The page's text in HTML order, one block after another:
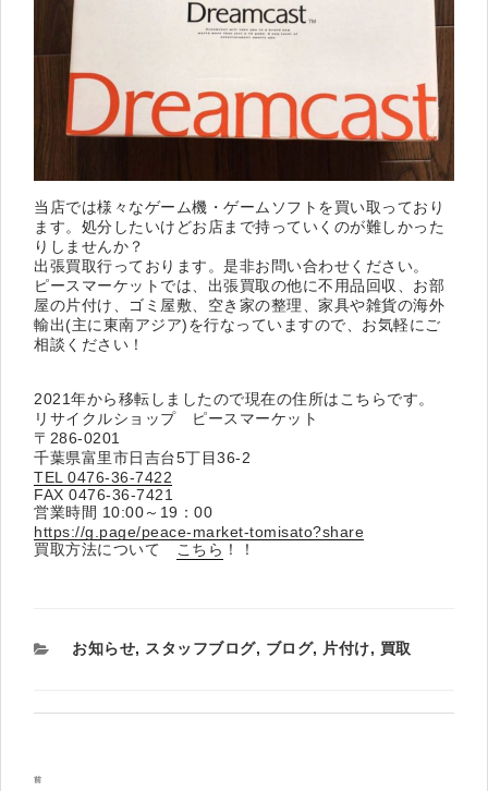
当店では様々なゲーム機・ゲームソフトを買い取っており
ます。処分したいけどお店まで持っていくのが難しかった
りしませんか？
出張買取行っております。是非お問い合わせください。
ピースマーケットでは、出張買取の他に不用品回収、お部
屋の片付け、ゴミ屋敷、空き家の整理、家具や雑貨の海外
輸出(主に東南アジア)を行なっていますので、お気軽にご
相談ください！
2021年から移転しましたので現在の住所はこちらです。
リサイクルショップ ピースマーケット
〒286-0201
千葉県富里市日吉台5丁目36-2
TEL 0476-36-7422
FAX 0476-36-7421
営業時間 10:00～19：00
https://g.page/peace-market-tomisato?share
買取方法について こちら ！！
カ
お知らせ, スタッフブログ, ブログ, 片付け, 買取
稿
過
前